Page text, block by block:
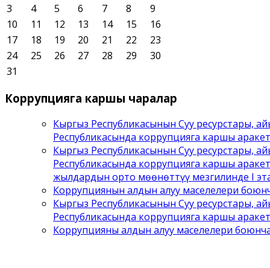
3
4 5 6 7 8
9
10
11 12 13 14 15
16
17
18 19 20 21 22
23
24
25 26 27 28 29
30
31
Коррупцияга каршы чаралар
Кыргыз Республикасынын Суу ресурстары,
Республикасында коррупцияга каршы
Кыргыз Республикасынын Суу ресурстары,
Республикасында коррупцияга каршы
жылдардын орто мөөнөттүү мезгилинде I
Коррупциянын алдын алуу маселелери
Кыргыз Республикасынын Суу ресурстары,
Республикасында коррупцияга каршы
Коррупцияны алдын алуу маселелери